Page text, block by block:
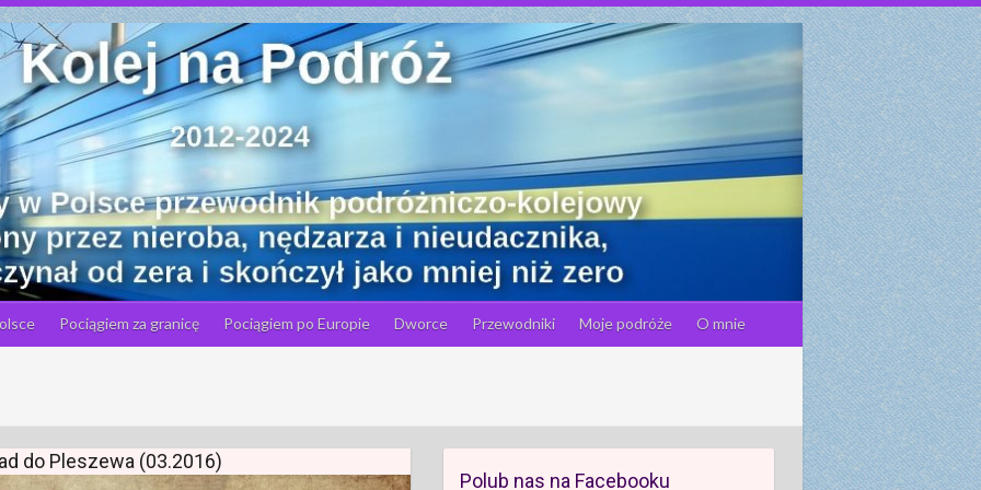
Pociągiem za granicę Pociągiem po Europie Dworce Przewodniki Moje podróże O mnie
do Pleszewa (03.2016)
Polub nas na Facebooku